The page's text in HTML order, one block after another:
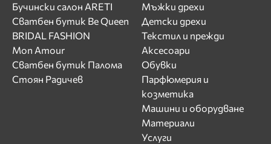
Бучински салон ARETI
Сватбен бутик Be Queen
BRIDAL FASHION
Mon Amour
Сватбен бутик Палома
Стоян Радичев
Мъжки дрехи
Детски дрехи
Текстил и прежди
Аксесоари
Обувки
Парфюмерия и
козметика
Машини и оборудване
Материали
Услуги